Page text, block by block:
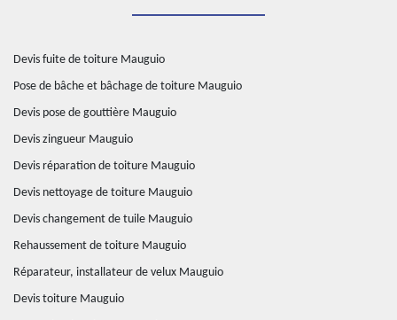
Devis fuite de toiture Mauguio
Pose de bâche et bâchage de toiture Mauguio
Devis pose de gouttière Mauguio
Devis zingueur Mauguio
Devis réparation de toiture Mauguio
Devis nettoyage de toiture Mauguio
Devis changement de tuile Mauguio
Rehaussement de toiture Mauguio
Réparateur, installateur de velux Mauguio
Devis toiture Mauguio